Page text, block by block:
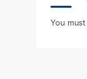
You must